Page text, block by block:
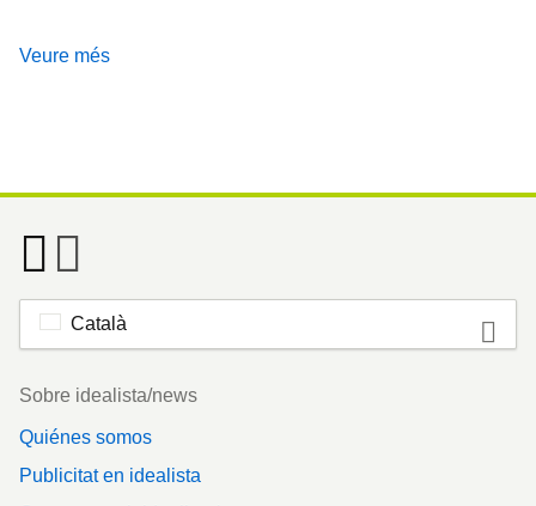
Veure més
Català
Footer
Sobre idealista/news
Quiénes somos
Publicitat en idealista